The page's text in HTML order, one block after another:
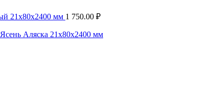
21х80х2400 мм 1 750.00 ₽